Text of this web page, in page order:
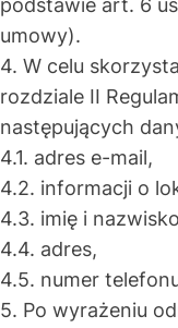
podstawie art. 6
umowy).
4. W celu
rozdziale II
następujących
4.1. adres e-mail,
4.2. informacji o
4.3. imię i
4.4. adres,
4.5. numer
5. Po wyrażeniu